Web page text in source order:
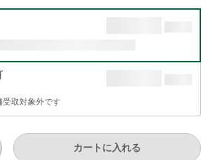
受取対象外です
カートに入れる